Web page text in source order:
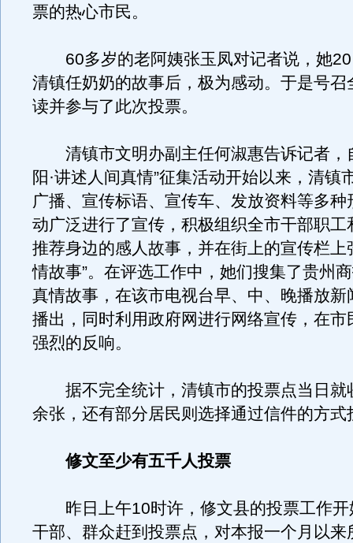
票的热心市民。
60多岁的老阿姨张玉凤对记者说，她20
清镇任奶奶的故事后，极为感动。于是号召
读并参与了此次投票。
清镇市文明办副主任何淑惠告诉记者，
阳·讲述人间真情”征集活动开始以来，清镇
广播、宣传标语、宣传车、发放资料等多种
动广泛进行了宣传，积极组织全市干部职工
推荐身边的感人故事，并在街上的宣传栏上
情故事”。在评选工作中，她们搜集了贵州
真情故事，在该市电视台早、中、晚播放新
播出，同时利用政府网进行网络宣传，在市
强烈的反响。
据不完全统计，清镇市的投票点当日就
余张，还有部分居民则选择通过信件的方式
修文至少有五千人投票
昨日上午10时许，修文县的投票工作开
干部、群众赶到投票点，对本报一个月以来